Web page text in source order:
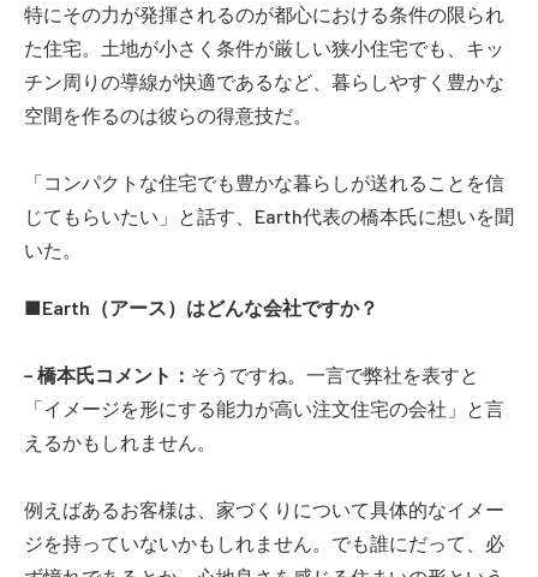
特にその力が発揮されるのが都心における条件の限られ
た住宅。土地が小さく条件が厳しい狭小住宅でも、キッ
チン周りの導線が快適であるなど、暮らしやすく豊かな
空間を作るのは彼らの得意技だ。
「コンパクトな住宅でも豊かな暮らしが送れることを信
じてもらいたい」と話す、Earth代表の橋本氏に想いを聞
いた。
■Earth（アース）はどんな会社ですか？
− 橋本氏コメント： そうですね。一言で弊社を表すと
「イメージを形にする能力が高い注文住宅の会社」と言
えるかもしれません。
例えばあるお客様は、家づくりについて具体的なイメー
ジを持っていないかもしれません。でも誰にだって、必